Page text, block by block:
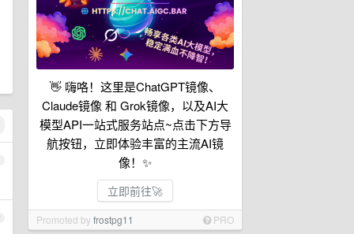
👋 嗨咯！这里是ChatGPT镜像、
Claude镜像 和 Grok镜像，以及AI大
模型API一站式服务站点~点击下方导
航按钮，立即体验丰富的主流AI镜
像！✨
立即前往🚀
Promoted byfrostpg11 PRO